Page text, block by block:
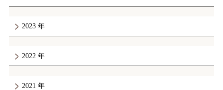
2023
2022
2021